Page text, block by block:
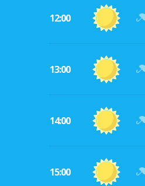
12:00
13:00
14:00
15:00